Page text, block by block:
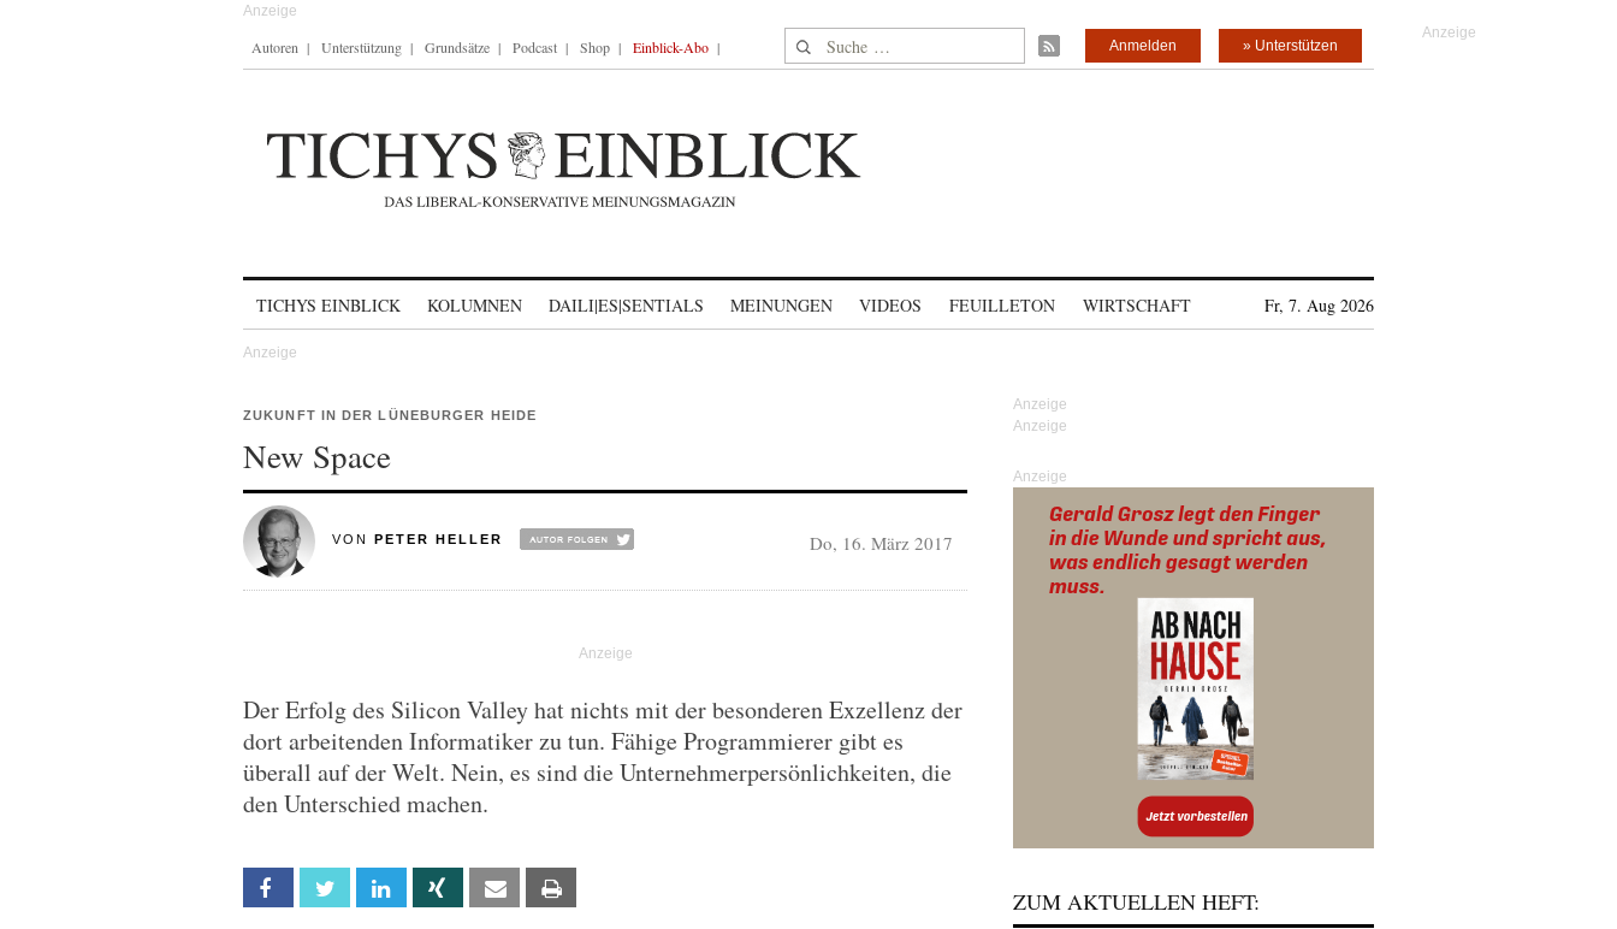
Autoren Unterstützung Grundsätze Podcast Shop Einblick-Abo Suche nach: » Unterstützen
Anmelden
TICHYS EINBLICK KOLUMNEN DAILI|ES|SENTIALS MEINUNGEN VIDEOS FEUILLETON WIRTSCHAFT Fr, 7. Aug 2026
ZUKUNFT IN DER LÜNEBURGER HEIDE
New Space
VON PETER HELLER Do, 16. März 2017
Der Erfolg des Silicon Valley hat nichts mit der besonderen Exzellenz der
dort arbeitenden Informatiker zu tun. Fähige Programmierer gibt es
überall auf der Welt. Nein, es sind die Unternehmerpersönlichkeiten, die
den Unterschied machen.
Facebook Twitter Linkedin Xing Email
Anzeige
ZUM AKTUELLEN HEFT: